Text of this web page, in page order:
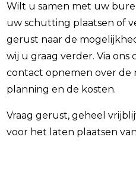
Wilt u samen met uw
uw schutting plaatsen of
gerust naar de
wij u graag verder. Via
contact opnemen over de
planning en de kosten.
Vraag gerust, geheel
voor het laten plaatsen